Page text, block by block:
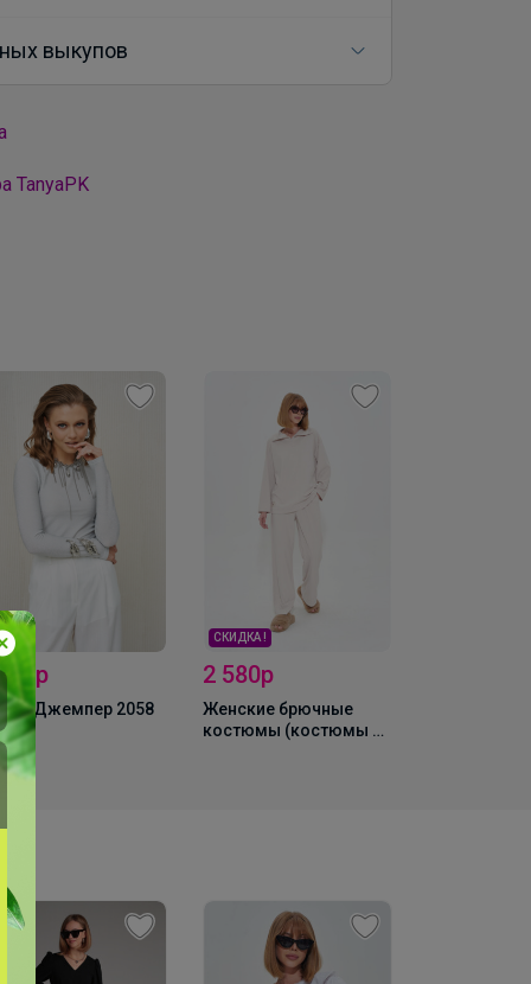
выкупов
TanyaPK
Джемпер 2058
СКИДКА !
2 580р
Женские брючные
костюмы (костюмы с